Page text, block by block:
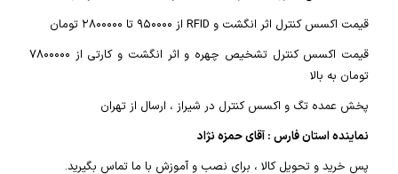
قیمت اکسس کنترل اثر انگشت و RFID از ۹۵۰۰۰۰ تا ۲۸۰۰۰۰۰ تومان
قیمت اکسس کنترل تشخیص چهره و اثر انگشت و کارتی از ۷۸۰۰۰۰۰
تومان به بالا
پخش عمده تگ و اکسس کنترل در شیراز ، ارسال از تهران
نماینده استان فارس : آقای حمزه نژاد
پس خرید و تحویل کالا ، برای نصب و آموزش با ما تماس بگیرید.